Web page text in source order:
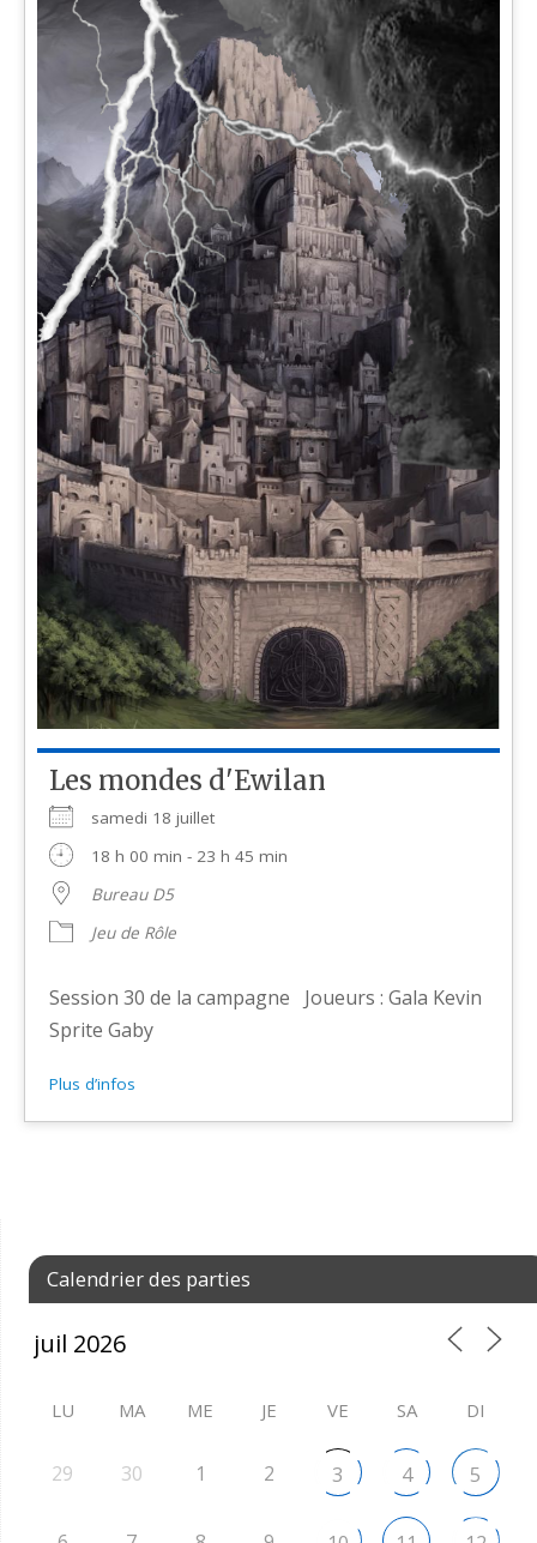
Les mondes d'Ewilan
samedi 18 juillet
18 h 00 min - 23 h 45 min
Bureau D5
Jeu de Rôle
Session 30 de la campagne Joueurs : Gala Kevin
Sprite Gaby
Plus d’infos
Calendrier des parties
LU MA ME JE VE SA DI
29 30 1 2 3 4 5